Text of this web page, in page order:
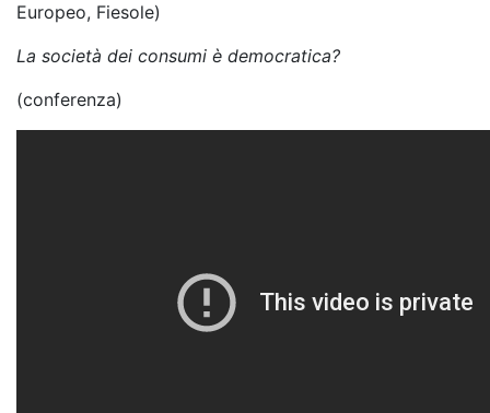
Europeo, Fiesole)
La società dei consumi è democratica?
(conferenza)